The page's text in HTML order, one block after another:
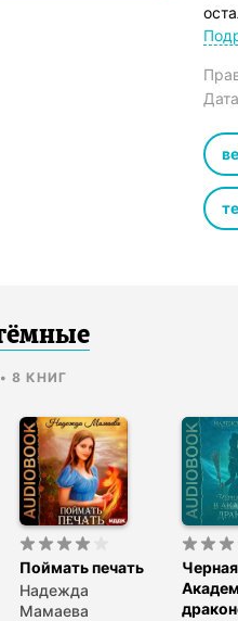
Но
(ну
• 8 КНИГ
Поймать печать
Надежда
Мамаева